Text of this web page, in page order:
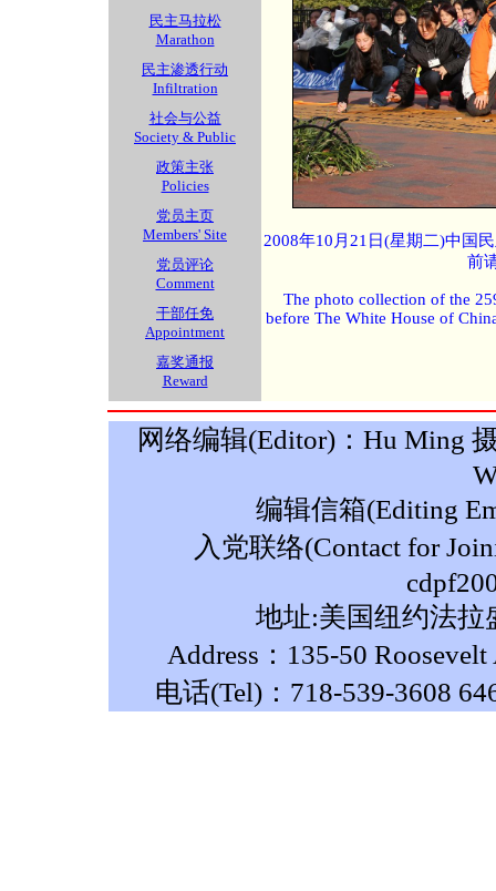
民主马拉松
Marathon
民主渗透行动
Infiltration
社会与公益
Society & Public
政策主张
Policies
党员主页
Members' Site
党员评论
Comment
干部任免
Appointment
嘉奖通报
Reward
2008年10月21日(星期二)中国
前
The photo collection of the
before The White House of
网络编辑(Editor)：Hu Ming
编辑信箱(Editing
入党联络(Contact for
地址:美国纽约法拉
Address：135-50
电话(Tel)：718-539-3608